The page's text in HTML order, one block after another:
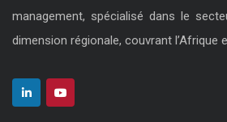
management, spécialisé dans le
dimension régionale, couvrant l’Afrique